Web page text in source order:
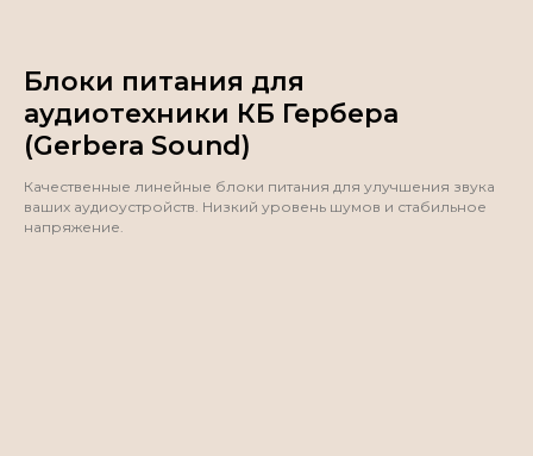
Блоки питания для
аудиотехники КБ Гербера
(Gerbera Sound)
Качественные линейные блоки питания для улучшения звука
ваших аудиоустройств. Низкий уровень шумов и стабильное
напряжение.